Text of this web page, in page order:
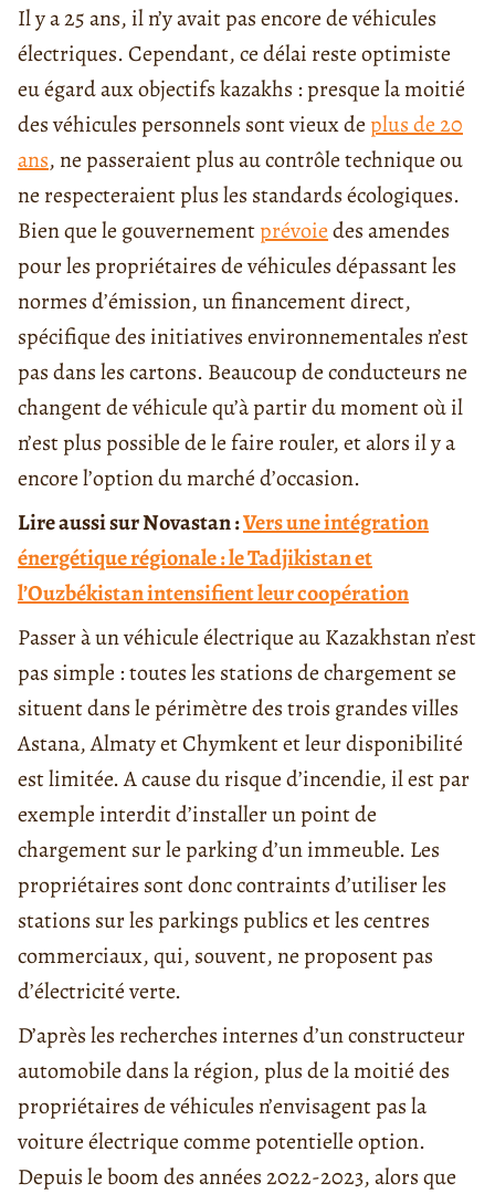
Il y a 25 ans, il n’y avait pas encore de véhicules
électriques. Cependant, ce délai reste optimiste
eu égard aux objectifs kazakhs : presque la moitié
des véhicules personnels sont vieux deplus de 20
ans, ne passeraient plus au contrôle technique ou
ne respecteraient plus les standards écologiques.
Bien que le gouvernementprévoiedes amendes
pour les propriétaires de véhicules dépassant les
normes d’émission, un financement direct,
spécifique des initiatives environnementales n’est
pas dans les cartons. Beaucoup de conducteurs ne
changent de véhicule qu’à partir du moment où il
n’est plus possible de le faire rouler, et alors il y a
encore l’option du marché d’occasion.
Lire aussi sur Novastan :Vers une intégration
énergétique régionale : le Tadjikistan et
l’Ouzbékistan intensifient leur coopération
Passer à un véhicule électrique au Kazakhstan n’est
pas simple : toutes les stations de chargement se
situent dans le périmètre des trois grandes villes
Astana, Almaty et Chymkent et leur disponibilité
est limitée. A cause du risque d’incendie, il est par
exemple interdit d’installer un point de
chargement sur le parking d’un immeuble. Les
propriétaires sont donc contraints d’utiliser les
stations sur les parkings publics et les centres
commerciaux, qui, souvent, ne proposent pas
d’électricité verte.
D’après les recherches internes d’un constructeur
automobile dans la région, plus de la moitié des
propriétaires de véhicules n’envisagent pas la
voiture électrique comme potentielle option.
Depuis le boom des années 2022-2023, alors que